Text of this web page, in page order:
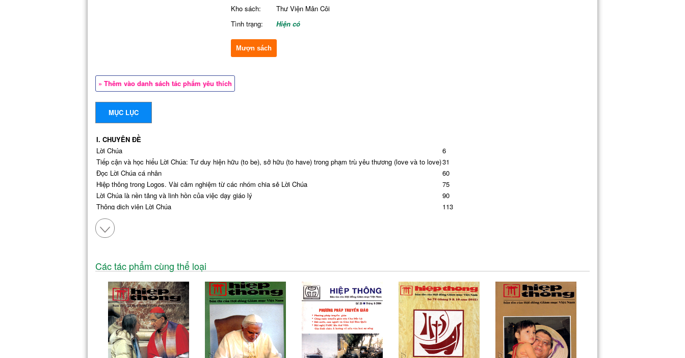
Kho sách:
Thư Viện Mân Côi
Tình trạng:
Hiện có
Mượn sách
» Thêm vào danh sách tác phẩm yêu thích
MỤC LỤC
I. CHUYÊN ĐỀ
Lời Chúa
6
Tiếp cận và học hiểu Lời Chúa: Tư duy hiện hữu (to be), sở hữu (to have) trong phạm trù yêu thương (love và to love)31
Đọc Lời Chúa cá nhân
60
Hiệp thông trong Logos. Vài cảm nghiệm từ các nhóm chia sẻ Lời Chúa
75
Lời Chúa là nền tảng và linh hồn của việc dạy giáo lý
90
Thông dịch viên Lời Chúa
113
Kinh Thánh trong việc loan báo Tin Mừng ngày nay
Bài giảng và Chat GPT
Lời Chúa sống động nơi một cuộc đời cụ thể
Sứ điệp của Đức Thánh Cha Phanxicô cho ngày thế giới Truyền thông - Xã hội lần thứ 57
Sứ điệp của Đức Thánh Cha Phanxicô cho ngày thế giới Bệnh nhân lần thứ 31
168
Sứ điệp Mùa Chay 2023 của Đức Thánh Cha Phanxicô
173
III. ĐỜI SỐNG ĐỨC TIN
Tin tổng hợp Giáo Hội Công Giáo Việt Nam tháng 1&2 năm 2023
179
IV. VĂN HÓA
Nghe vang vỡ cái bất bình thành thơ
185
Các tác phẩm cùng thể loại